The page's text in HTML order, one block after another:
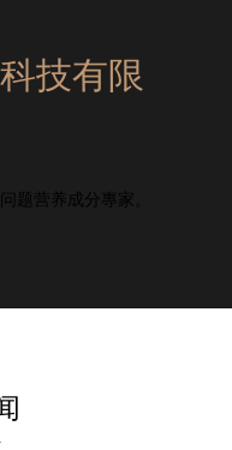
技有限
题营养成分專家。